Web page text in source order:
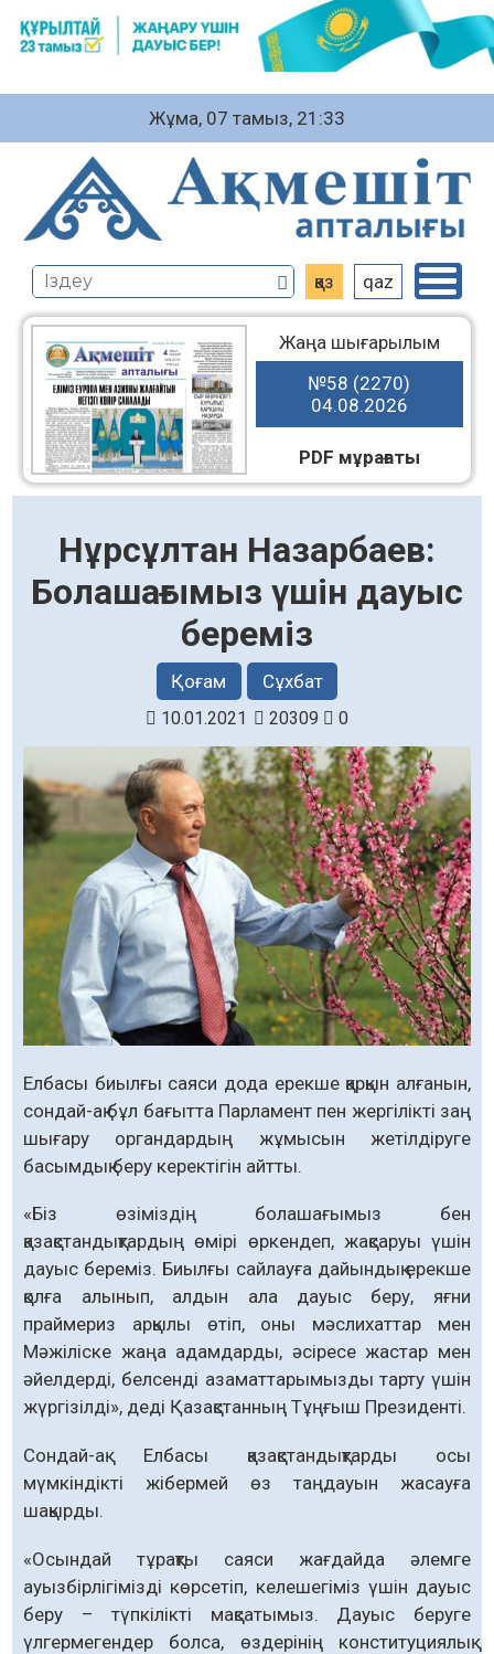
Жұма, 07 тамыз, 21:33
қаз qaz
Жаңа шығарылым
№58 (2270)
04.08.2026
PDF мұрағаты
Нұрсұлтан Назарбаев:
Болашағымыз үшін дауыс
береміз
Қоғам Сұхбат
10.01.2021 20309 0
Елбасы биылғы саяси дода ерекше қарқын алғанын,
сондай-ақ бұл бағытта Парламент пен жергілікті заң
шығару органдардың жұмысын жетілдіруге
басымдық беру керектігін айтты.
«Біз өзіміздің болашағымыз бен
қазақстандықтардың өмірі өркендеп, жақсаруы үшін
дауыс береміз. Биылғы сайлауға дайындық ерекше
қолға алынып, алдын ала дауыс беру, яғни
праймериз арқылы өтіп, оны мәслихаттар мен
Мәжіліске жаңа адамдарды, әсіресе жастар мен
әйелдерді, белсенді азаматтарымызды тарту үшін
жүргізілді», деді Қазақстанның Тұңғыш Президенті.
Сондай-ақ Елбасы қазақстандықтарды осы
мүмкіндікті жібермей өз таңдауын жасауға
шақырды.
«Осындай тұрақты саяси жағдайда әлемге
ауызбірлігімізді көрсетіп, келешегіміз үшін дауыс
беру – түпкілікті мақсатымыз. Дауыс беруге
үлгермегендер болса, өздерінің конституциялық